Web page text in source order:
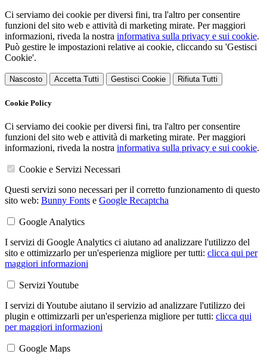
Ci serviamo dei cookie per diversi fini, tra l'altro per consentire
funzioni del sito web e attività di marketing mirate. Per maggiori
informazioni, riveda la nostra informativa sulla privacy e sui cookie.
Può gestire le impostazioni relative ai cookie, cliccando su 'Gestisci
Cookie'.
Nascosto Accetta Tutti Gestisci Cookie Rifiuta Tutti
Cookie Policy
Ci serviamo dei cookie per diversi fini, tra l'altro per consentire
funzioni del sito web e attività di marketing mirate. Per maggiori
informazioni, riveda la nostra informativa sulla privacy e sui cookie.
Cookie e Servizi Necessari
Questi servizi sono necessari per il corretto funzionamento di questo
sito web: Bunny Fonts e Google Recaptcha
Google Analytics
I servizi di Google Analytics ci aiutano ad analizzare l'utilizzo del
sito e ottimizzarlo per un'esperienza migliore per tutti: clicca qui per
maggiori informazioni
Servizi Youtube
I servizi di Youtube aiutano il servizio ad analizzare l'utilizzo dei
plugin e ottimizzarli per un'esperienza migliore per tutti: clicca qui
per maggiori informazioni
Google Maps